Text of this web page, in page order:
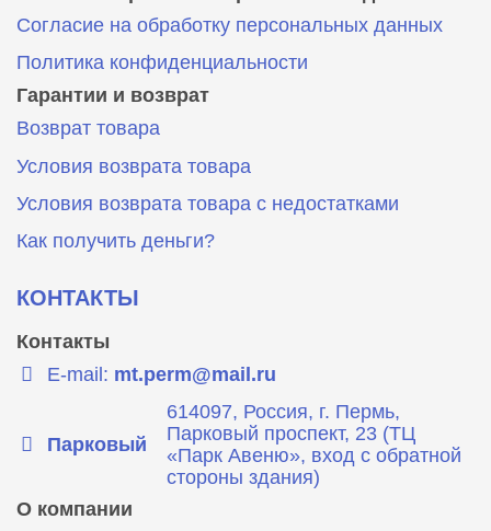
Согласие на обработку персональных данных
Политика конфиденциальности
Гарантии и возврат
Возврат товара
Условия возврата товара
Условия возврата товара с недостатками
Как получить деньги?
КОНТАКТЫ
Контакты
E-mail: mt.perm@mail.ru
Парковый
614097, Россия, г. Пермь,
Парковый проспект, 23 (ТЦ
«Парк Авеню», вход с обратной
стороны здания)
О компании